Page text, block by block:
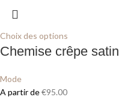
Choix des options
Chemise crêpe satin
Mode
A partir de€95.00